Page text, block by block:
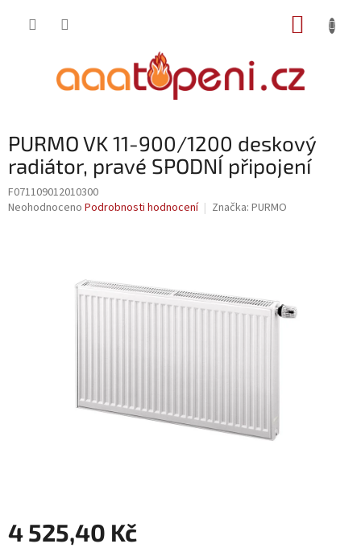
PURMO VK 11-900/1200 deskový
radiátor, pravé SPODNÍ připojení
F071109012010300
Průměrné
Neohodnoceno Podrobnosti hodnocení Značka: PURMO
4 525,40 Kč